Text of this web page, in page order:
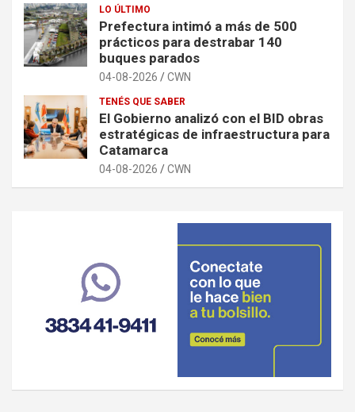
LO ÚLTIMO
Prefectura intimó a más de 500
prácticos para destrabar 140
buques parados
04-08-2026 CWN
TENÉS QUE SABER
El Gobierno analizó con el BID obras
estratégicas de infraestructura para
Catamarca
04-08-2026 CWN